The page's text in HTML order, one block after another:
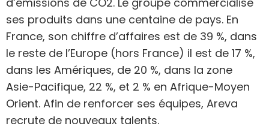
ses produits dans une centaine de pays. En
France, son chiffre d’affaires est de 39 %, dans
le reste de l’Europe (hors France) il est de 17 %,
dans les Amériques, de 20 %, dans la zone
Asie-Pacifique, 22 %, et 2 % en Afrique-Moyen
Orient. Afin de renforcer ses équipes, Areva
recrute de nouveaux talents.